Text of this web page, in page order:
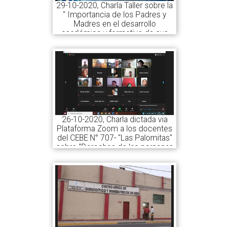
29-10-2020, Charla Taller sobre la
" Importancia de los Padres y
Madres en el desarrollo
académico y formativo de sus
padres y docentes de la I.E. N°
7239 "Santísimo Salvador de la
Palmas"
26-10-2020, Charla dictada via
Plataforma Zoom a los docentes
del CEBE N° 707- "Las Palomitas"
sobre "Derechos de las personas
29973", Cercado de Lima